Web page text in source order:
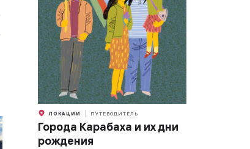
ЛОКАЦИИ ПУТЕВОДИТЕЛЬ
Города Карабаха и их дни
рождения